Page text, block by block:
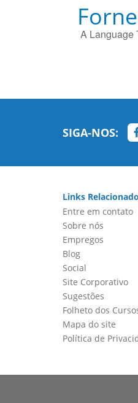
A Language
SIGA-NOS:
Links
Entre em contato
Sobre nós
Empregos
Blog
Social
Site Corporativo
Sugestões
Folheto dos
Mapa do site
Política de